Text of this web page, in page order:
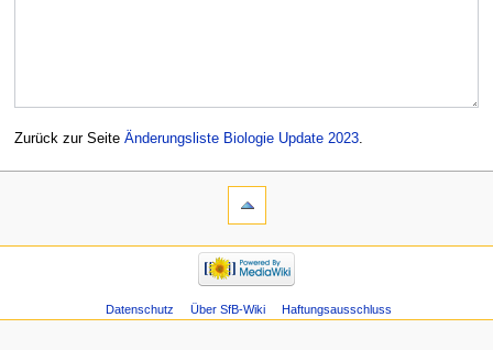
Zurück zur Seite Änderungsliste Biologie Update 2023.
Datenschutz Über SfB-Wiki Haftungsausschluss